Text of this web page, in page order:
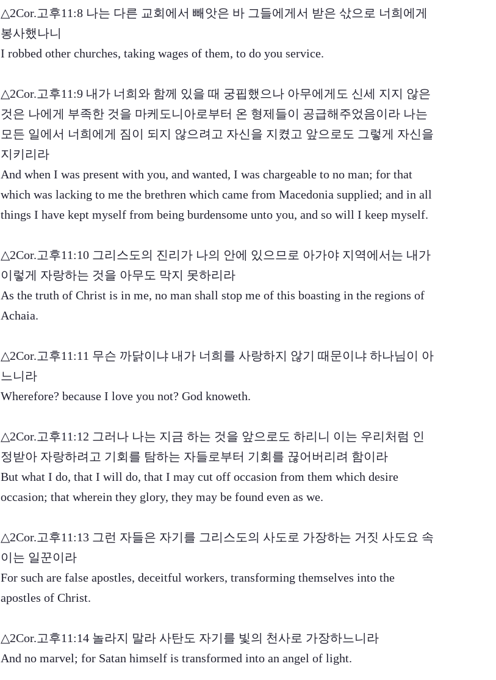
△2Cor.고후11:8 나는 다른 교회에서 빼앗은 바 그들에게서 받은 삯으로 너희에게
봉사했나니
I robbed other churches, taking wages of them, to do you service.
△2Cor.고후11:9 내가 너희와 함께 있을 때 궁핍했으나 아무에게도 신세 지지 않은
것은 나에게 부족한 것을 마케도니아로부터 온 형제들이 공급해주었음이라 나는
모든 일에서 너희에게 짐이 되지 않으려고 자신을 지켰고 앞으로도 그렇게 자신을
지키리라
And when I was present with you, and wanted, I was chargeable to no man; for that
which was lacking to me the brethren which came from Macedonia supplied; and in all
things I have kept myself from being burdensome unto you, and so will I keep myself.
△2Cor.고후11:10 그리스도의 진리가 나의 안에 있으므로 아가야 지역에서는 내가
이렇게 자랑하는 것을 아무도 막지 못하리라
As the truth of Christ is in me, no man shall stop me of this boasting in the regions of
Achaia.
△2Cor.고후11:11 무슨 까닭이냐 내가 너희를 사랑하지 않기 때문이냐 하나님이 아
느니라
Wherefore? because I love you not? God knoweth.
△2Cor.고후11:12 그러나 나는 지금 하는 것을 앞으로도 하리니 이는 우리처럼 인
정받아 자랑하려고 기회를 탐하는 자들로부터 기회를 끊어버리려 함이라
But what I do, that I will do, that I may cut off occasion from them which desire
occasion; that wherein they glory, they may be found even as we.
△2Cor.고후11:13 그런 자들은 자기를 그리스도의 사도로 가장하는 거짓 사도요 속
이는 일꾼이라
For such are false apostles, deceitful workers, transforming themselves into the
apostles of Christ.
△2Cor.고후11:14 놀라지 말라 사탄도 자기를 빛의 천사로 가장하느니라
And no marvel; for Satan himself is transformed into an angel of light.